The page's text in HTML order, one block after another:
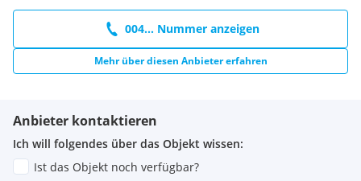
004... Nummer anzeigen
Mehr über diesen Anbieter erfahren
Anbieter kontaktieren
Ich will folgendes über das Objekt wissen:
Ist das Objekt noch verfügbar?